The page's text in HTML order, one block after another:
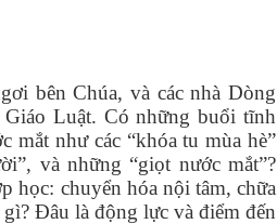
bên Chúa, và các nhà Dòng
Luật. Có những buổi tĩnh
mắt như các “khóa tu mùa hè”
và những “giọt nước mắt”?
học: chuyển hóa nội tâm, chữa
Đâu là động lực và điểm đến